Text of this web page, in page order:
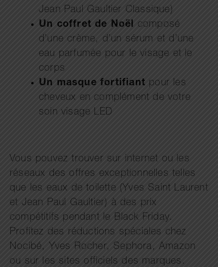
Jean Paul Gaultier Classique)
Un coffret de Noël composé
d’une crème, d’un sérum et d’une
eau parfumée pour le visage et le
corps
Un masque fortifiant pour les
cheveux en complément de votre
soin visage LED
Vous pouvez trouver sur internet ou les
réseaux des offres exceptionnelles telles
que les eaux de toilette (Yves Saint Laurent
et Jean Paul Gaultier) à des prix
compétitifs pendant le Black Friday.
Profitez des réductions spéciales chez
Nocibé, Yves Rocher, Sephora, Amazon
ou sur les sites officiels des marques.